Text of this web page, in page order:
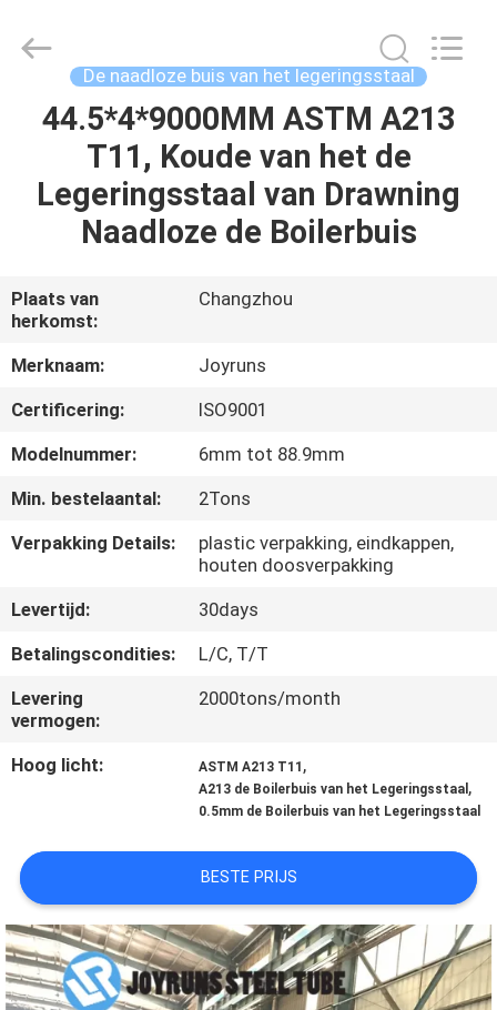
HUIS
PRODUCTEN
DE
V.S.
FABRIEKSREIS
CONTACTEER
VERZOEK
OM
EEN
CITAAT
PRIVACYBELEID
Joyruns
Steel
Reserved.
De naadloze buis van het legeringsstaal
44.5*4*9000MM ASTM A213
T11, Koude van het de
Legeringsstaal van Drawning
Naadloze de Boilerbuis
Plaats van
herkomst:
Changzhou
Merknaam:
Joyruns
Certificering:
ISO9001
Modelnummer:
6mm tot 88.9mm
Min. bestelaantal:
2Tons
Verpakking Details:
plastic verpakking, eindkappen,
houten doosverpakking
Levertijd:
30days
Betalingscondities:
L/C, T/T
Levering
vermogen:
2000tons/month
Hoog licht: ASTM A213 T11 ,
A213 de Boilerbuis van het Legeringsstaal ,
0.5mm de Boilerbuis van het Legeringsstaal
BESTE PRIJS